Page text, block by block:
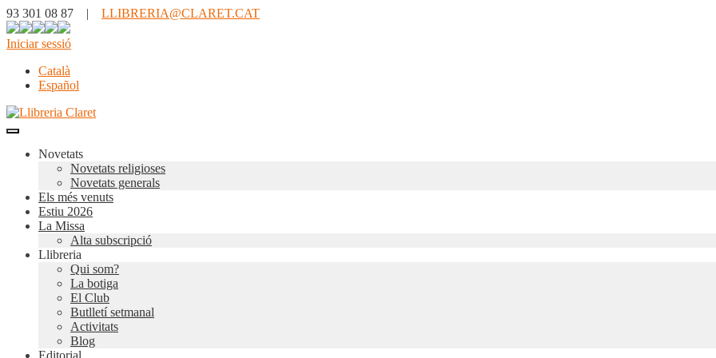
93 301 08 87 | LLIBRERIA@CLARET.CAT
Iniciar sessió
Català
Español
Novetats
Novetats religioses
Novetats generals
Els més venuts
Estiu 2026
La Missa
Alta subscripció
Llibreria
Qui som?
La botiga
El Club
Butlletí setmanal
Activitats
Blog
Editorial